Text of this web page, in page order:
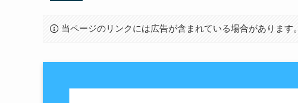
当ページのリンクには広告が含まれている場合があります。